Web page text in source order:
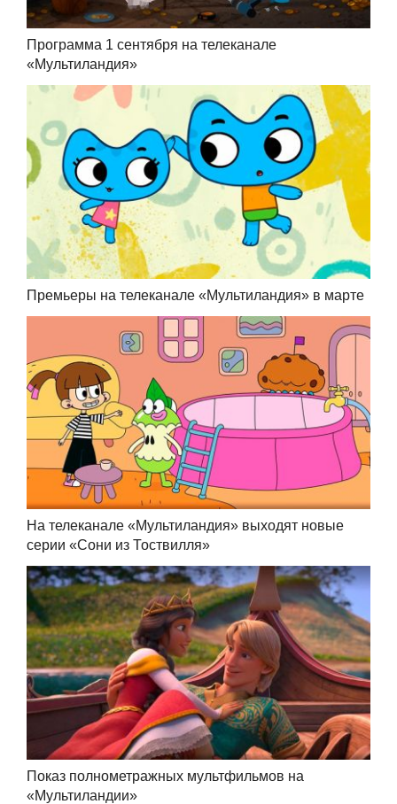
Программа 1 сентября на телеканале
«Мультиландия»
Премьеры на телеканале «Мультиландия» в марте
На телеканале «Мультиландия» выходят новые
серии «Сони из Тоствилля»
Показ полнометражных мультфильмов на
«Мультиландии»